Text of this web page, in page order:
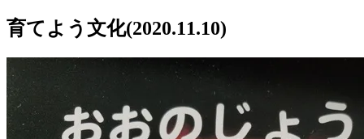
育てよう文化(2020.11.10)